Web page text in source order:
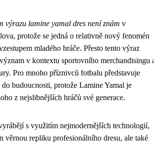
výrazu lamine yamal dres není znám v
protože se jedná o relativně nový fenomén
mladého hráče. Přesto tento výraz
v kontextu sportovního merchandisingu
Pro mnoho příznivců fotbalu představuje
budoucnosti, protože Lamine Yamal je
z nejslibnějších hráčů své generace.
s využitím nejmodernějších technologií,
věrnou repliku profesionálního dresu, ale také